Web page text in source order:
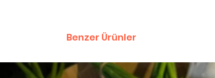
Benzer Ürünler